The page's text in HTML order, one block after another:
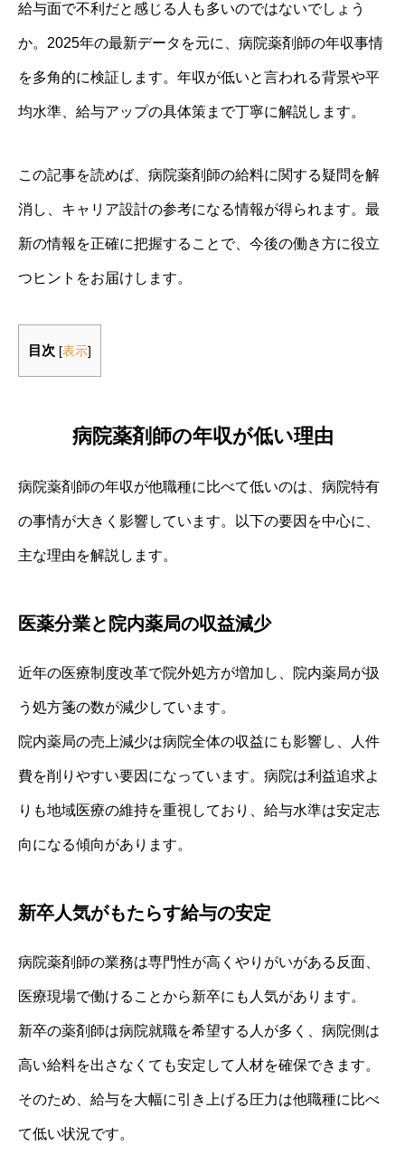
給与面で不利だと感じる人も多いのではないでしょう
か。2025年の最新データを元に、病院薬剤師の年収事情
を多角的に検証します。年収が低いと言われる背景や平
均水準、給与アップの具体策まで丁寧に解説します。
この記事を読めば、病院薬剤師の給料に関する疑問を解
消し、キャリア設計の参考になる情報が得られます。最
新の情報を正確に把握することで、今後の働き方に役立
つヒントをお届けします。
目次 [表示]
病院薬剤師の年収が低い理由
病院薬剤師の年収が他職種に比べて低いのは、病院特有
の事情が大きく影響しています。以下の要因を中心に、
主な理由を解説します。
医薬分業と院内薬局の収益減少
近年の医療制度改革で院外処方が増加し、院内薬局が扱
う処方箋の数が減少しています。
院内薬局の売上減少は病院全体の収益にも影響し、人件
費を削りやすい要因になっています。病院は利益追求よ
りも地域医療の維持を重視しており、給与水準は安定志
向になる傾向があります。
新卒人気がもたらす給与の安定
病院薬剤師の業務は専門性が高くやりがいがある反面、
医療現場で働けることから新卒にも人気があります。
新卒の薬剤師は病院就職を希望する人が多く、病院側は
高い給料を出さなくても安定して人材を確保できます。
そのため、給与を大幅に引き上げる圧力は他職種に比べ
て低い状況です。